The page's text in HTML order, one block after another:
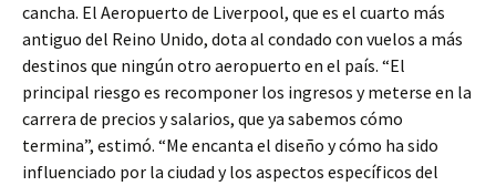
cancha. El Aeropuerto de Liverpool, que es el cuarto más
antiguo del Reino Unido, dota al condado con vuelos a más
destinos que ningún otro aeropuerto en el país. “El
principal riesgo es recomponer los ingresos y meterse en la
carrera de precios y salarios, que ya sabemos cómo
termina”, estimó. “Me encanta el diseño y cómo ha sido
influenciado por la ciudad y los aspectos específicos del